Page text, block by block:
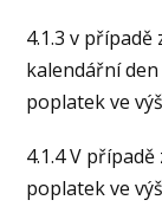
4.1.3 v případě
kalendářní
poplatek ve
4.1.4 V
poplatek ve